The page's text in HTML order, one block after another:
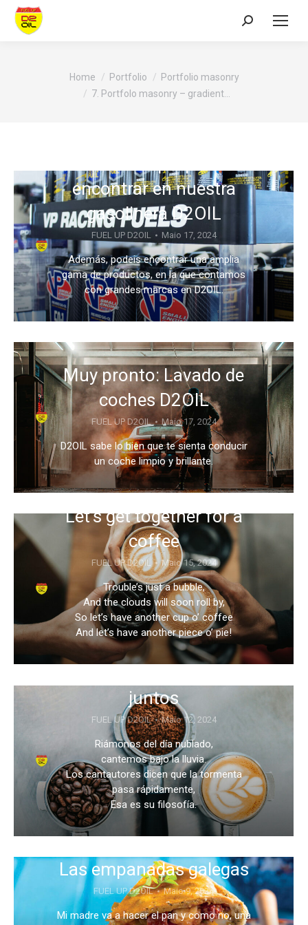
Search:
You are here:Home Portfolio
Portfolio masonry
7. Portfolo masonry – gradient…
encontrar en nuestra
gasolinera D2OIL
FUEL UP D2OIL Maio 17, 2024
Además, podeis encontrar una amplia
gama de productos, en la que contamos
con grandes marcas en D2OIL.
Muy pronto: Lavado de
coches D2OIL
FUEL UP D2OIL Maio 17, 2024
D2OIL sabe lo bien que te sienta conducir
un coche limpio y brillante.
Let’s get together for a
coffee
FUEL UP D2OIL Maio 15, 2024
Trouble’s just a bubble,
And the clouds will soon roll by,
So let’s have another cup o’ coffee
And let’s have another piece o’ pie!
juntos
FUEL UP D2OIL Maio 12, 2024
Riámonos del día nublado,
cantemos bajo la lluvia.
Los cantautores dicen que la tormenta
pasa rápidamente,
Esa es su filosofía.
Las empanadas galegas
FUEL UP D2OIL Maio 9, 2024
Mi madre va a hacer el pan y como no, una